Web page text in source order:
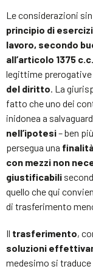
Le considerazioni
principio di
lavoro, secondo
all’articolo 1375 c.c.
legittime prerogative
del diritto. La
fatto che uno dei
inidonea a
nell’ipotesi– ben
persegua una
con mezzi non
giustificabili
quello che qui
di trasferimento
Il trasferimento,
soluzioni
medesimo si